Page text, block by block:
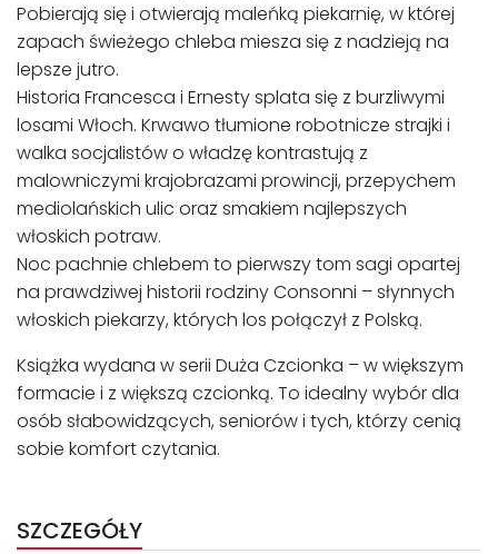
Pobierają się i otwierają maleńką piekarnię, w której
zapach świeżego chleba miesza się z nadzieją na
lepsze jutro.
Historia Francesca i Ernesty splata się z burzliwymi
losami Włoch. Krwawo tłumione robotnicze strajki i
walka socjalistów o władzę kontrastują z
malowniczymi krajobrazami prowincji, przepychem
mediolańskich ulic oraz smakiem najlepszych
włoskich potraw.
Noc pachnie chlebem to pierwszy tom sagi opartej
na prawdziwej historii rodziny Consonni – słynnych
włoskich piekarzy, których los połączył z Polską.
Książka wydana w serii Duża Czcionka – w większym
formacie i z większą czcionką. To idealny wybór dla
osób słabowidzących, seniorów i tych, którzy cenią
sobie komfort czytania.
SZCZEGÓŁY